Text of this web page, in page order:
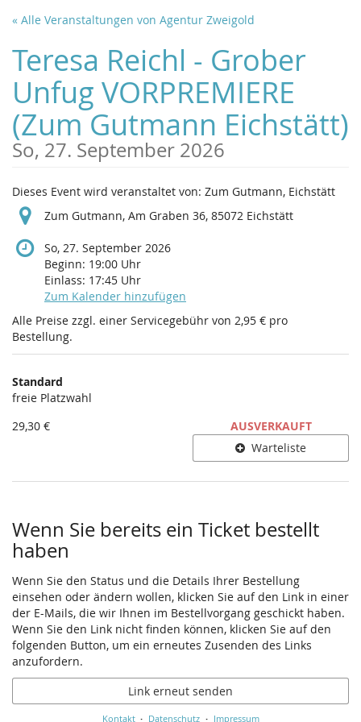
Zum
Inhalt
springen
« Alle Veranstaltungen von Agentur Zweigold
Teresa Reichl - Grober
Unfug VORPREMIERE
(Zum Gutmann Eichstätt)
So, 27. September 2026
Dieses Event wird veranstaltet von: Zum Gutmann, Eichstätt
Zum Gutmann, Am Graben 36, 85072 Eichstätt
So, 27. September 2026
Beginn: 19:00 Uhr
Einlass: 17:45 Uhr
Zum Kalender hinzufügen
Alle Preise zzgl. einer Servicegebühr von 2,95 € pro
Bestellung.
Produkte
Unkategorisierte
Produkte
Standard
freie Platzwahl
29,30 €
AUSVERKAUFT
Warteliste
Wenn Sie bereits ein Ticket bestellt
haben
Wenn Sie den Status und die Details Ihrer Bestellung
einsehen oder ändern wollen, klicken Sie auf den Link in einer
der E-Mails, die wir Ihnen im Bestellvorgang geschickt haben.
Wenn Sie den Link nicht finden können, klicken Sie auf den
folgenden Button, um ein erneutes Zusenden des Links
anzufordern.
Link erneut senden
Kontakt Datenschutz Impressum